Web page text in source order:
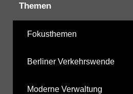
Themen
Fokusthemen
Berliner Verkehrswende
Moderne Verwaltung